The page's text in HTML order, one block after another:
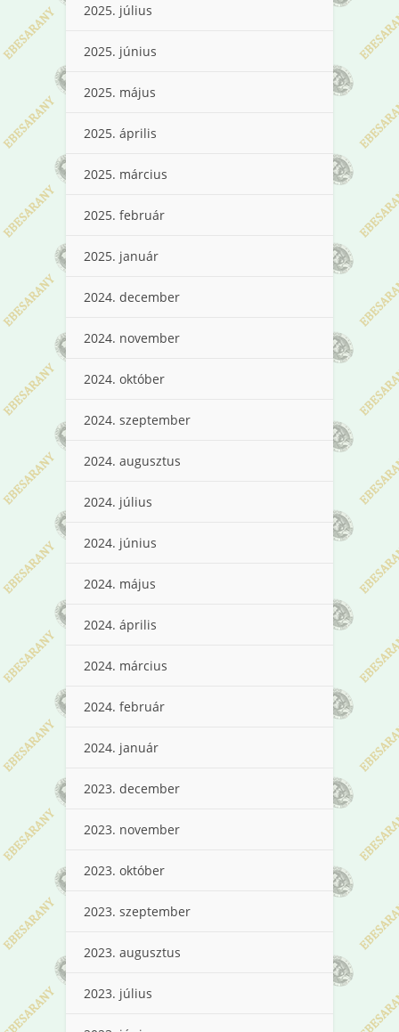
2025. július
2025. június
2025. május
2025. április
2025. március
2025. február
2025. január
2024. december
2024. november
2024. október
2024. szeptember
2024. augusztus
2024. július
2024. június
2024. május
2024. április
2024. március
2024. február
2024. január
2023. december
2023. november
2023. október
2023. szeptember
2023. augusztus
2023. július